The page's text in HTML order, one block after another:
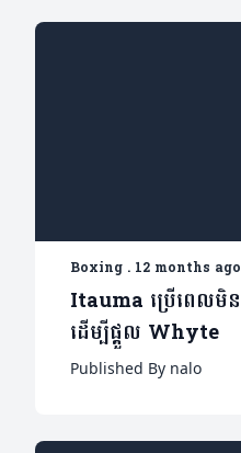
Boxing . 12 months ago
Itauma ប្រើពេល
ដើម្បីផ្តួល Whyte
Published By nalo